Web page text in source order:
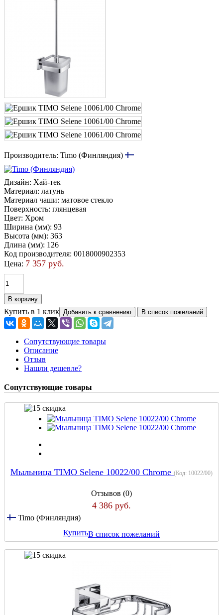
Производитель: Timo (Финляндия)
Дизайн: Хай-тек
Материал: латунь
Материал чаши: матовое стекло
Поверхность: глянцевая
Цвет: Хром
Ширина (мм): 93
Высота (мм): 363
Длина (мм): 126
Код производителя: 0018000902353
Цена: 7 357 руб.
Купить в 1 клик
Сопутствующие товары
Описание
Отзыв
Нашли дешевле?
Сопутствующие товары
Мыльница TIMO Selene 10022/00 Chrome (Код: 10022/00)
Отзывов (0)
4 386 руб.
Timo (Финляндия)
КупитьВ список пожеланий